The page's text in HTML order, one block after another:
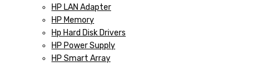
HP LAN Adapter
HP Memory
Hp Hard Disk Drivers
HP Power Supply
HP Smart Array